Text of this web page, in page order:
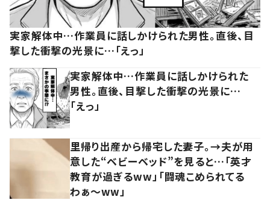
実家解体中…作業員に話しかけられた男性。直後、目
撃した衝撃の光景に…「えっ」
実家解体中…作業員に話しかけられた
男性。直後、目撃した衝撃の光景に…
「えっ」
里帰り出産から帰宅した妻子。→夫が用
意した“ベビーベッド”を見ると…「英才
教育が過ぎるww」「闘魂こめられてる
わぁ～ww」